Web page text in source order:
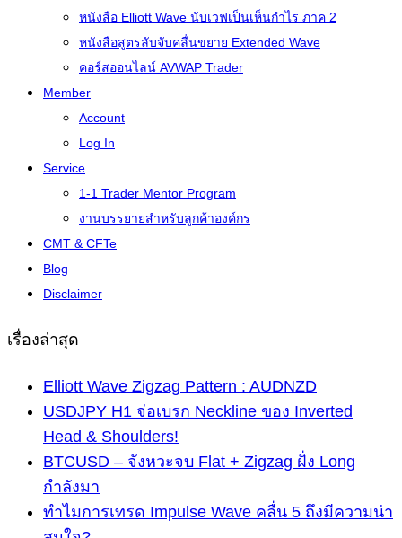
หนังสือ Elliott Wave นับเวฟเป็นเห็นกำไร ภาค 2
หนังสือสูตรลับจับคลื่นขยาย Extended Wave
คอร์สออนไลน์ AVWAP Trader
Member
Account
Log In
Service
1-1 Trader Mentor Program
งานบรรยายสำหรับลูกค้าองค์กร
CMT & CFTe
Blog
Disclaimer
เรื่องล่าสุด
Elliott Wave Zigzag Pattern : AUDNZD
USDJPY H1 จ่อเบรก Neckline ของ Inverted
Head & Shoulders!
BTCUSD – จังหวะจบ Flat + Zigzag ฝั่ง Long
กำลังมา
ทำไมการเทรด Impulse Wave คลื่น 5 ถึงมีความน่า